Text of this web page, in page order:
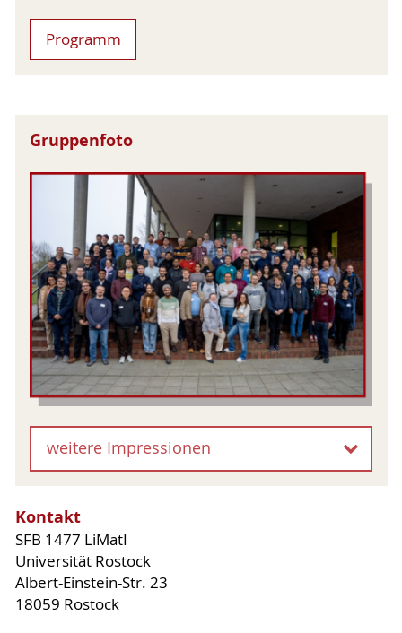
Programm
Gruppenfoto
weitere Impressionen
Kontakt
SFB 1477 LiMatI
Universität Rostock
Albert-Einstein-Str. 23
18059 Rostock